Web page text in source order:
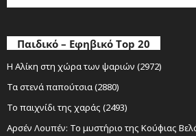
Παιδικό – Εφηβικό Top 20
Η Αλίκη στη χώρα των ψαριών (2972)
Τα στενά παπούτσια (2880)
Το παιχνίδι της χαράς (2493)
Αρσέν Λουπέν: Το μυστήριο της Κούφιας